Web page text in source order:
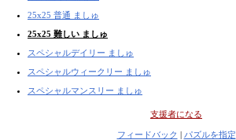
25x25 普通 ましゅ
25x25 難しい ましゅ
スペシャルデイリー ましゅ
スペシャルウィークリー ましゅ
スペシャルマンスリー ましゅ
支援者になる
フィードバック | パズルを指定